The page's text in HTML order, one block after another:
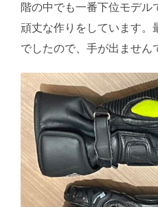
階の中でも一番下位モデル
頑丈な作りをしています。
でしたので、手が出ません